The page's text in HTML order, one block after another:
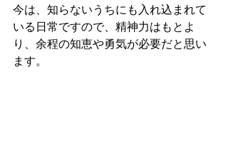
今は、知らないうちにも入れ込まれて
いる日常ですので、精神力はもとよ
り、余程の知恵や勇気が必要だと思い
ます。